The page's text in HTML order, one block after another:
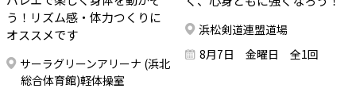
う！リズム感・体力つくりに
オススメです
サーラグリーンアリーナ (浜北
総合体育館)軽体操室
浜松剣道連盟道場
8月7日 金曜日 全1回